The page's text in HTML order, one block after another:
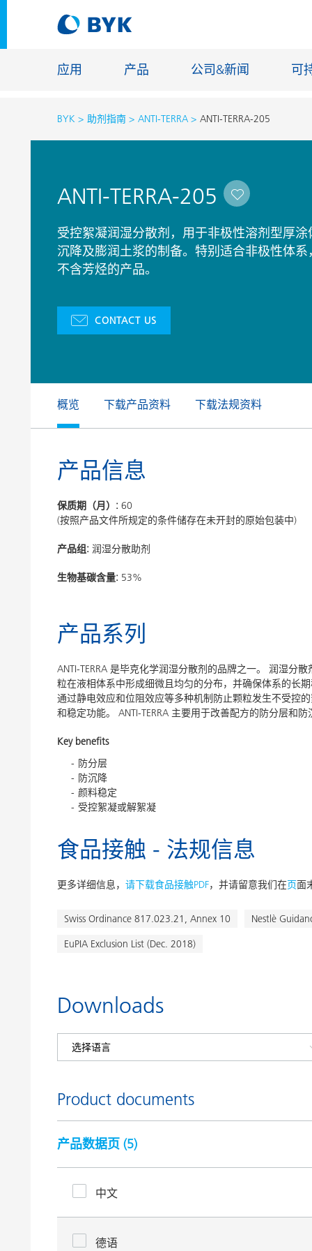
应用 产品 公司&新闻 可
按应用推荐产品
胶粘剂和密封胶
建筑涂料
汽车原厂漆
汽车修补漆
膨润土催化剂
玻纤浸渍
地坪涂料
BYK 助剂指南 ANTI-TERRA ANTI-TERRA-205
ANTI-TERRA-205
受控絮凝润湿分散剂，用于非极性溶剂型厚
沉降及膨润土浆的制备。特别适合非极性体系
不含芳烃的产品。
CONTACT US
概览 下载产品资料 下载法规资料
产品信息
保质期（月）: 60
(按照产品文件所规定的条件储存在未开封的原始包装中)
产品组: 润湿分散助剂
生物基碳含量: 53%
产品系列
ANTI-TERRA 是毕克化学润湿分散剂的品牌之一。 润湿分
粒在液相体系中形成细微且均匀的分布，并确保体系的长
通过静电效应和位阻效应等多种机制防止颗粒发生不受控
和稳定功能。 ANTI-TERRA 主要用于改善配方的防分层和防
Key benefits
防分层
防沉降
颜料稳定
受控絮凝或解絮凝
食品接触 - 法规信息
更多详细信息， 请下载食品接触PDF，并请留意我们在页面
Swiss Ordinance 817.023.21, Annex 10
Nestlè
EuPIA Exclusion List (Dec. 2018)
Downloads
Product documents
产品数据页 (5)
中文
德语